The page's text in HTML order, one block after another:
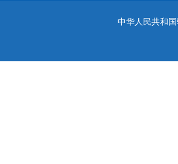
中华人民共和